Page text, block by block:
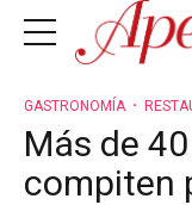
GASTRONOMÍA
Más de
compiten